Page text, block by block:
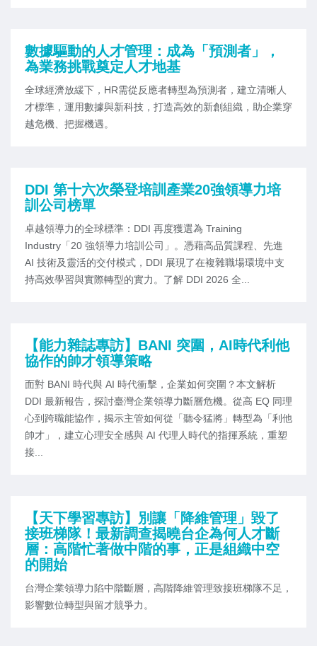
數據驅動的人才管理：成為「預測者」，
為業務挑戰奠定人才地基
全球經濟放緩下，HR需從反應者轉型為預測者，建立清晰人
才標準，運用數據與新科技，打造高效的新創組織，助企業穿
越危機、把握機遇。
DDI 第十六次榮登培訓產業20強領導力培
訓公司榜單
卓越領導力的全球標準：DDI 再度獲選為 Training
Industry「20 強領導力培訓公司」。憑藉高品質課程、先進
AI 技術及靈活的交付模式，DDI 展現了在複雜職場環境中支
持高效學習與實際轉型的實力。了解 DDI 2026 全...
【能力雜誌專訪】BANI 突圍，AI時代利他
協作的帥才領導策略
面對 BANI 時代與 AI 時代衝擊，企業如何突圍？本文解析
DDI 最新報告，探討臺灣企業領導力斷層危機。從高 EQ 同理
心到跨職能協作，揭示主管如何從「聽令猛將」轉型為「利他
帥才」，建立心理安全感與 AI 代理人時代的指揮系統，重塑
接...
【天下學習專訪】別讓「降維管理」毀了
接班梯隊！最新調查揭曉台企為何人才斷
層：高階忙著做中階的事，正是組織中空
的開始
台灣企業領導力陷中階斷層，高階降維管理致接班梯隊不足，
影響數位轉型與留才競爭力。